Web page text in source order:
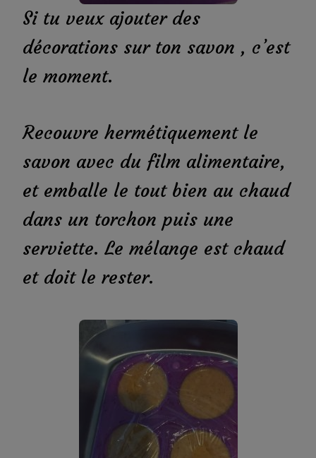
Si tu veux ajouter des
décorations sur ton savon , c’est
le moment.
Recouvre hermétiquement le
savon avec du film alimentaire,
et emballe le tout bien au chaud
dans un torchon puis une
serviette. Le mélange est chaud
et doit le rester.